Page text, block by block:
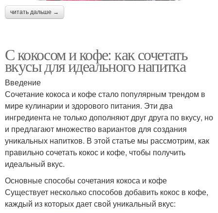
читать дальше →
С кокосом и кофе: как сочетать
вкусы для идеального напитка
Введение
Сочетание кокоса и кофе стало популярным трендом в
мире кулинарии и здорового питания. Эти два
ингредиента не только дополняют друг друга по вкусу, но
и предлагают множество вариантов для создания
уникальных напитков. В этой статье мы рассмотрим, как
правильно сочетать кокос и кофе, чтобы получить
идеальный вкус.
Основные способы сочетания кокоса и кофе
Существует несколько способов добавить кокос в кофе,
каждый из которых дает свой уникальный вкус: